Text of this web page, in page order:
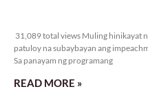
31,089 total views Muling hinikayat
patuloy na subaybayan ang
Sa panayam ng programang
READ MORE »